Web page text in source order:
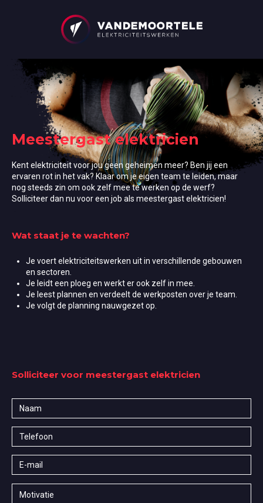
Meestergast elektricien
Kent elektriciteit voor jou geen geheimen meer? Ben jij een
ervaren rot in het vak? Klaar om je eigen team te leiden, maar
nog steeds zin om ook zelf mee te werken op de werf?
Solliciteer dan nu voor een job als meestergast elektricien!
Wat staat je te wachten?
Je voert elektriciteitswerken uit in verschillende gebouwen
en sectoren.
Je leidt een ploeg en werkt er ook zelf in mee.
Je leest plannen en verdeelt de werkposten over je team.
Je volgt de planning nauwgezet op.
Solliciteer voor meestergast elektricien